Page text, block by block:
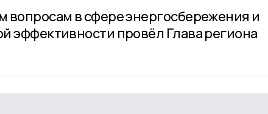
в сфере энергосбережения и
эффективности провёл Глава региона